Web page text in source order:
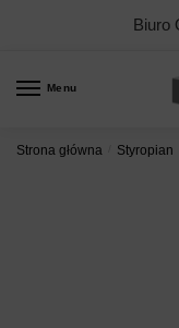
Biuro
Menu
Strona główna Styropian